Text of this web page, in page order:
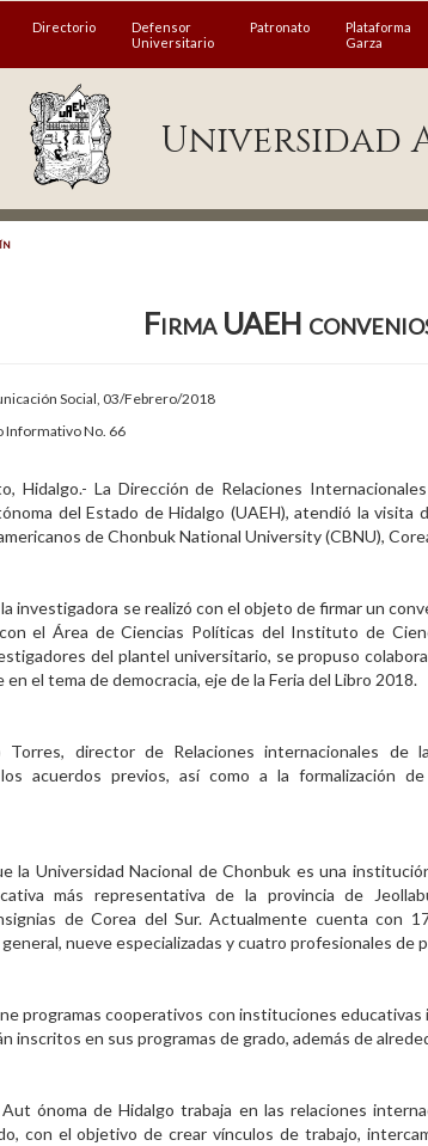
Directorio
Defensor
Universitario
Patronato
Plataforma
Garza
Universidad
Firma UAEH
Social, 03/Febrero/2018
Informativo No. 66
Hidalgo.- La Dirección de Relaciones
del Estado de Hidalgo (UAEH), atendió la
de Chonbuk National University (CBNU),
investigadora se realizó con el objeto de firmar un
el Área de Ciencias Políticas del Instituto de
del plantel universitario, se propuso
el tema de democracia, eje de la Feria del Libro 2018.
Torres, director de Relaciones internacionales de
acuerdos previos, así como a la formalización
la Universidad Nacional de Chonbuk es una
más representativa de la provincia de
de Corea del Sur. Actualmente cuenta con
nueve especializadas y cuatro profesionales de
programas cooperativos con instituciones
inscritos en sus programas de grado, además de
ónoma de Hidalgo trabaja en las relaciones
con el objetivo de crear vínculos de trabajo,